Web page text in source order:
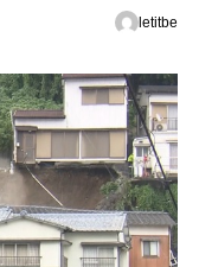
letitbe